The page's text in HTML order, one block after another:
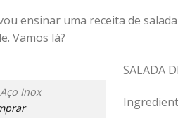
ensinar uma receita de
Vamos lá?
Inox
SALADA